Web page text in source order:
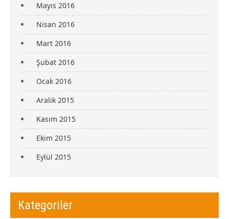
Mayıs 2016
Nisan 2016
Mart 2016
Şubat 2016
Ocak 2016
Aralık 2015
Kasım 2015
Ekim 2015
Eylül 2015
Kategoriler